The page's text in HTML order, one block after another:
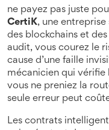
ne payez pas juste
CertiK, une entreprise
des blockchains et
audit, vous courez le
cause d’une faille
mécanicien qui vérifie
vous ne preniez la
seule erreur peut
Les contrats